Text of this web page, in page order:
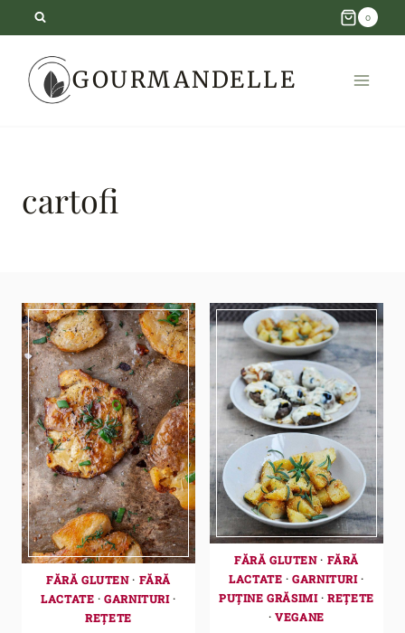
content
0
GOURMANDELLE
cartofi
FĂRĂ GLUTEN· FĂRĂ
LACTATE ·GARNITURI·
REȚETE
FĂRĂ GLUTEN· FĂRĂ
LACTATE ·GARNITURI·
PUȚINE GRĂSIMI·REȚETE
·VEGANE